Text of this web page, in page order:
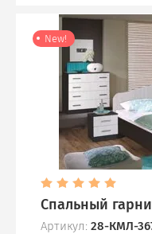
New!
Спальный
Артикул: 28-КМЛ-